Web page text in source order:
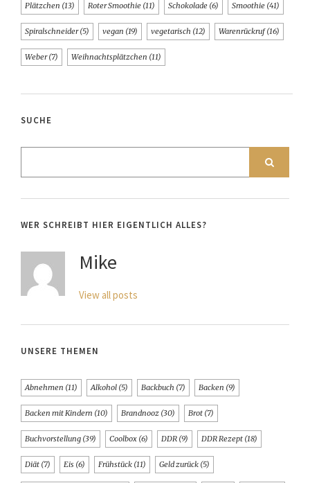
Plätzchen (13) Roter Smoothie (11) Schokolade (6) Smoothie (41)
Spiralschneider(5) vegan (19) vegetarisch (12) Warenrückruf(16)
Weber(7) Weihnachtsplätzchen (11)
SUCHE
WER SCHREIBT HIER EIGENTLICH ALLES?
Mike
View all posts
UNSERE THEMEN
Abnehmen (11) Alkohol (5) Backbuch (7) Backen (9)
Backen mit Kindern (10) Brandnooz (30) Brot (7)
Buchvorstellung (39) Coolbox (6) DDR (9) DDR Rezept (18)
Diät (7) Eis (6) Frühstück (11) Geld zurück (5)